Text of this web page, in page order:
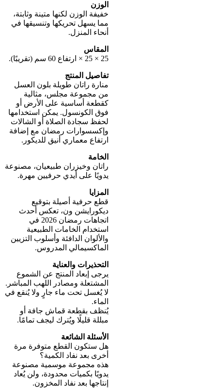
الوزن
خفيفة الوزن لكنها متينة وثابتة،
مما يسهل تحريكها وتنسيقها في
أنحاء المنزل.
المقاس
25 × 25 × ارتفاع 60 سم (تقريبًا).
تفاصيل المنتج
منارة راتان طويلة بلون العسل
من مجموعة مجلس، مثالية
كقطعة أساسية على الأرض أو
فوق الكونسول. يمكن استخدامها
لحفظ سجادة الصلاة أو الشالات
وإكسسوارات رمضان مع إضافة
ارتفاع معماري أنيق للديكور.
الخامة
راتان وخيزران طبيعيان، مصنوعة
يدويًا على أيدي حرفيين مهرة.
المزايا
قطع حرفية أصيلة بتوقيع
ديكورايشن ون، تعكس أحدث
اتجاهات رمضان 2026 في
استخدام الخامات الطبيعية
والألوان الدافئة وأسلوب التزيين
الماكسيمالي المدروس.
التحذيرات والعناية
يرجى إبعاد المنتج عن الشموع
المشتعلة ومصادر اللهب المباشر.
لا يُغسل تحت ماء جارٍ ولا يُنقع في
الماء.
يُنظف بقطعة قماش جافة أو
مبللة قليلًا ويُترك ليجف تمامًا.
الأسئلة الشائعة
هل ستكون القطع متوفرة مرة
أخرى بعد نفاد الكمية؟
هذه مجموعة موسمية مصنوعة
يدويًا بكميات محدودة، ولن يُعاد
إنتاجها بعد نفاد المخزون.